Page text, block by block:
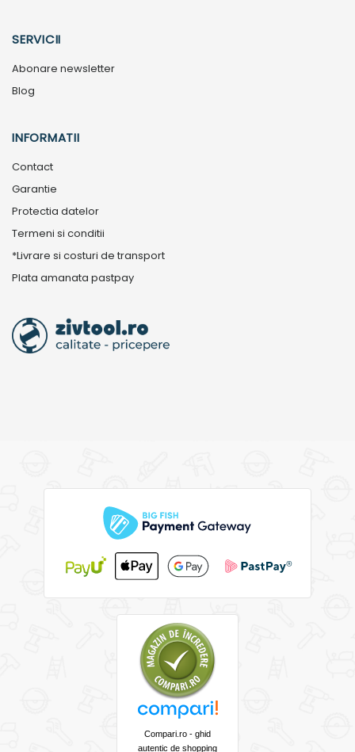
SERVICII
Abonare newsletter
Blog
INFORMATII
Contact
Garantie
Protectia datelor
Termeni si conditii
*Livrare si costuri de transport
Plata amanata pastpay
Compari.ro - ghid
autentic de shopping